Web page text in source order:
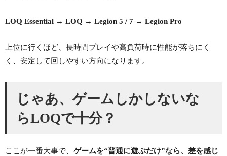
LOQ Essential → LOQ → Legion 5 / 7 → Legion Pro
上位に行くほど、長時間プレイや高負荷時に性能が落ちにく
く、安定して回しやすい方向になります。
じゃあ、ゲームしかしないな
らLOQで十分？
ここが一番大事で、 ゲームを“普通に遊ぶだけ”なら、差を感じ